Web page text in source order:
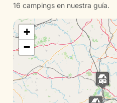
16 campings en nuestra guía.
+
−